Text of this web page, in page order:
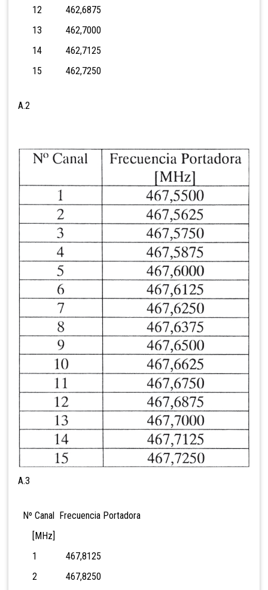
12 462,6875
13 462,7000
14 462,7125
15 462,7250
A.2
A.3
Nº Canal Frecuencia Portadora
[MHz]
1 467,8125
2 467,8250